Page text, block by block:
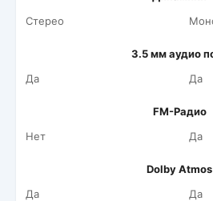
Стерео
3.5 мм аудио
Да
Да
FM-Радио
Нет
Да
Dolby Atmos
Да
Да